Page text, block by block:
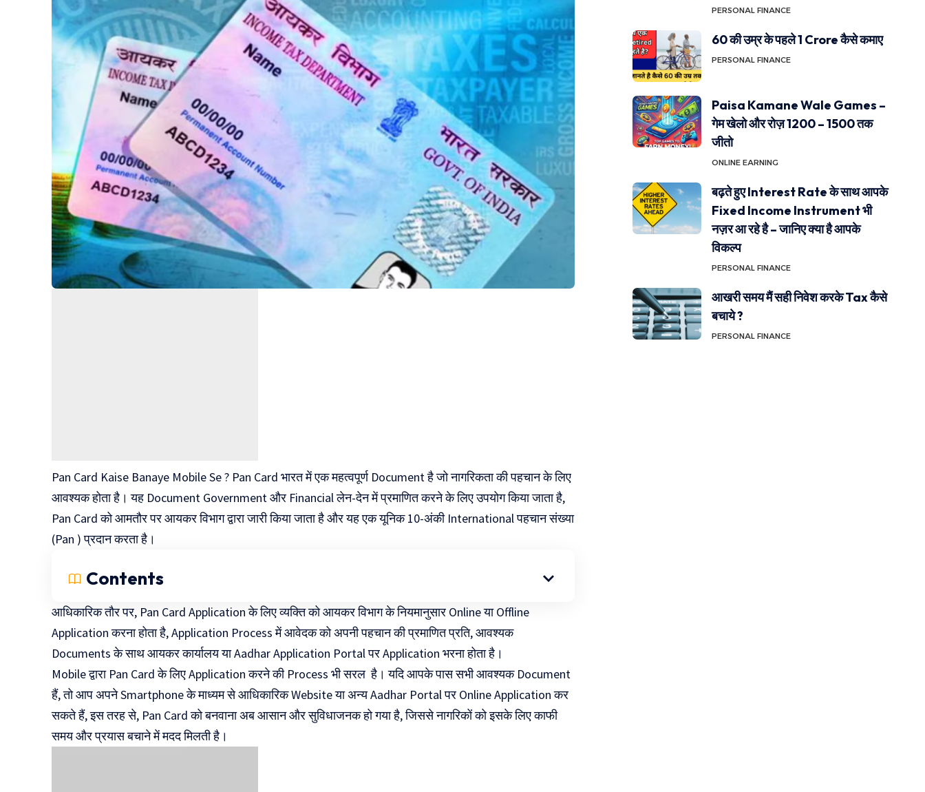
Pan Card Kaise Banaye Mobile Se ? Pan Card भारत में एक महत्वपूर्ण Document है जो नागरिकता की पहचान के लिए
आवश्यक होता है। यह Document Government और Financial लेन-देन में प्रमाणित करने के लिए उपयोग किया जाता है,
Pan Card को आमतौर पर आयकर विभाग द्वारा जारी किया जाता है और यह एक यूनिक 10-अंकी International पहचान संख्या
(Pan ) प्रदान करता है।
Contents
आधिकारिक तौर पर, Pan Card Application के लिए व्यक्ति को आयकर विभाग के नियमानुसार Online या Offline
Application करना होता है, Application Process में आवेदक को अपनी पहचान की प्रमाणित प्रति, आवश्यक
Documents के साथ आयकर कार्यालय या Aadhar Application Portal पर Application भरना होता है।
Mobile द्वारा Pan Card के लिए Application करने की Process भी सरल है। यदि आपके पास सभी आवश्यक Document
हैं, तो आप अपने Smartphone के माध्यम से आधिकारिक Website या अन्य Aadhar Portal पर Online Application कर
सकते हैं, इस तरह से, Pan Card को बनवाना अब आसान और सुविधाजनक हो गया है, जिससे नागरिकों को इसके लिए काफी
समय और प्रयास बचाने में मदद मिलती है।
PERSONAL FINANCE
60 की उम्र के पहले 1 Crore कैसे कमाए
PERSONAL FINANCE
Paisa Kamane Wale Games –
गेम खेलो और रोज़ 1200 – 1500 तक
जीतो
ONLINE EARNING
बढ़ते हुए Interest Rate के साथ आपके
Fixed Income Instrument भी
नज़र आ रहे है – जानिए क्या है आपके
विकल्प
PERSONAL FINANCE
आखरी समय मैं सही निवेश करके Tax कैसे
बचाये ?
PERSONAL FINANCE